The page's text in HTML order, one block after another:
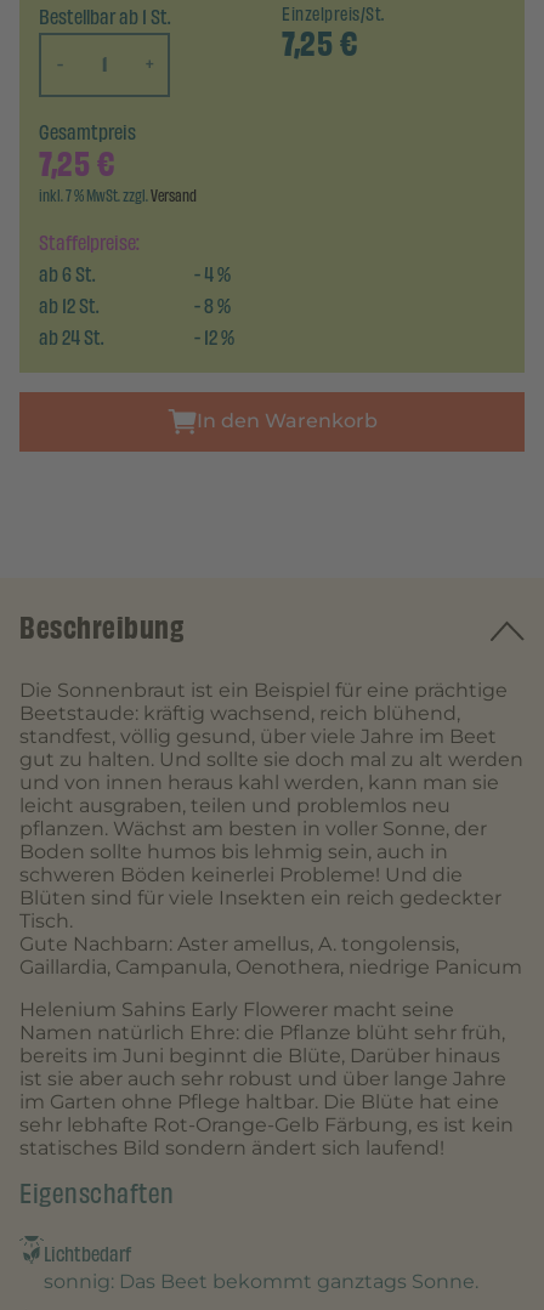
Bestellbar ab 1 St.
-
+
Einzelpreis/St.
7,25€
Staffelpreise:
ab6St. -4%
ab12St. -8%
ab24St. -12%
Gesamtpreis
7,25€
inkl. 7 % MwSt. zzgl.Versand
In den Warenkorb
Beschreibung
Die Sonnenbraut ist ein Beispiel für eine prächtige
Beetstaude: kräftig wachsend, reich blühend,
standfest, völlig gesund, über viele Jahre im Beet
gut zu halten. Und sollte sie doch mal zu alt werden
und von innen heraus kahl werden, kann man sie
leicht ausgraben, teilen und problemlos neu
pflanzen. Wächst am besten in voller Sonne, der
Boden sollte humos bis lehmig sein, auch in
schweren Böden keinerlei Probleme! Und die
Blüten sind für viele Insekten ein reich gedeckter
Tisch.
Gute Nachbarn: Aster amellus, A. tongolensis,
Gaillardia, Campanula, Oenothera, niedrige Panicum
Helenium Sahins Early Flowerer macht seine
Namen natürlich Ehre: die Pflanze blüht sehr früh,
bereits im Juni beginnt die Blüte, Darüber hinaus
ist sie aber auch sehr robust und über lange Jahre
im Garten ohne Pflege haltbar. Die Blüte hat eine
sehr lebhafte Rot-Orange-Gelb Färbung, es ist kein
statisches Bild sondern ändert sich laufend!
Eigenschaften
Lichtbedarf
sonnig: Das Beet bekommt ganztags Sonne.